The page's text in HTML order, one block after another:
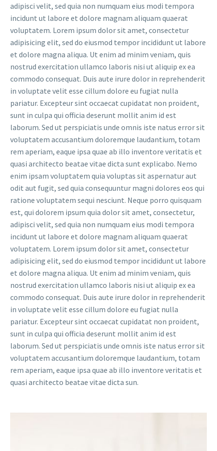
adipisci velit, sed quia non numquam eius modi tempora
incidunt ut labore et dolore magnam aliquam quaerat
voluptatem. Lorem ipsum dolor sit amet, consectetur
adipisicing elit, sed do eiusmod tempor incididunt ut labore
et dolore magna aliqua. Ut enim ad minim veniam, quis
nostrud exercitation ullamco laboris nisi ut aliquip ex ea
commodo consequat. Duis aute irure dolor in reprehenderit
in voluptate velit esse cillum dolore eu fugiat nulla
pariatur. Excepteur sint occaecat cupidatat non proident,
sunt in culpa qui officia deserunt mollit anim id est
laborum. Sed ut perspiciatis unde omnis iste natus error sit
voluptatem accusantium doloremque laudantium, totam
rem aperiam, eaque ipsa quae ab illo inventore veritatis et
quasi architecto beatae vitae dicta sunt explicabo. Nemo
enim ipsam voluptatem quia voluptas sit aspernatur aut
odit aut fugit, sed quia consequuntur magni dolores eos qui
ratione voluptatem sequi nesciunt. Neque porro quisquam
est, qui dolorem ipsum quia dolor sit amet, consectetur,
adipisci velit, sed quia non numquam eius modi tempora
incidunt ut labore et dolore magnam aliquam quaerat
voluptatem. Lorem ipsum dolor sit amet, consectetur
adipisicing elit, sed do eiusmod tempor incididunt ut labore
et dolore magna aliqua. Ut enim ad minim veniam, quis
nostrud exercitation ullamco laboris nisi ut aliquip ex ea
commodo consequat. Duis aute irure dolor in reprehenderit
in voluptate velit esse cillum dolore eu fugiat nulla
pariatur. Excepteur sint occaecat cupidatat non proident,
sunt in culpa qui officia deserunt mollit anim id est
laborum. Sed ut perspiciatis unde omnis iste natus error sit
voluptatem accusantium doloremque laudantium, totam
rem aperiam, eaque ipsa quae ab illo inventore veritatis et
quasi architecto beatae vitae dicta sun.